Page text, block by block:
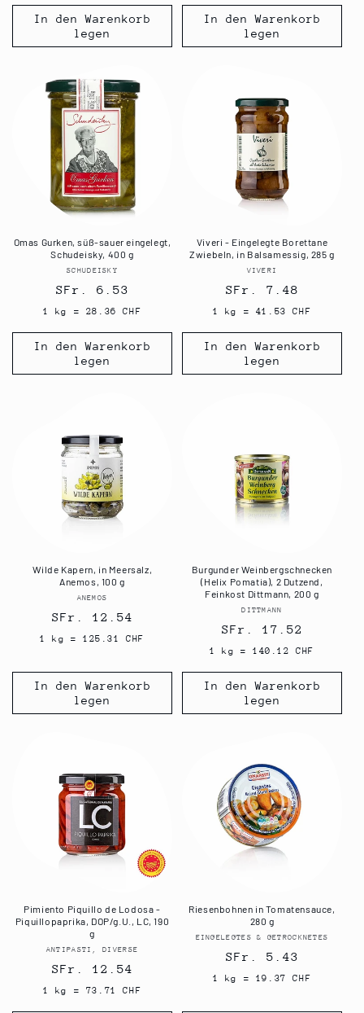
In den Warenkorb
legen
In den Warenkorb
legen
Omas Gurken, süß-sauer eingelegt,
Schudeisky, 400 g
Anbieter:
SCHUDEISKY
Normaler
Preis
SFr. 6.53
1 kg = 28.36 CHF
In den Warenkorb
legen
Viveri - Eingelegte Borettane
Zwiebeln, in Balsamessig, 285 g
Anbieter:
VIVERI
Normaler
Preis
SFr. 7.48
1 kg = 41.53 CHF
In den Warenkorb
legen
Wilde Kapern, in Meersalz,
Anemos, 100 g
Anbieter:
ANEMOS
Normaler
Preis
SFr. 12.54
1 kg = 125.31 CHF
In den Warenkorb
legen
Burgunder Weinbergschnecken
(Helix Pomatia), 2 Dutzend,
Feinkost Dittmann, 200 g
Anbieter:
DITTMANN
Normaler
Preis
SFr. 17.52
1 kg = 140.12 CHF
In den Warenkorb
legen
Pimiento Piquillo de Lodosa -
Piquillopaprika, DOP/g.U., LC, 190
g
Anbieter:
ANTIPASTI, DIVERSE
Normaler
Preis
SFr. 12.54
1 kg = 73.71 CHF
Riesenbohnen in Tomatensauce,
280 g
Anbieter:
EINGELEGTES & GETROCKNETES
Normaler
Preis
SFr. 5.43
1 kg = 19.37 CHF